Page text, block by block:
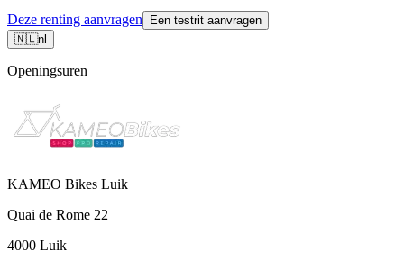
Deze renting aanvragen
Een testrit aanvragen
🇳🇱nl
Openingsuren
KAMEO Bikes Luik
Quai de Rome 22
4000 Luik